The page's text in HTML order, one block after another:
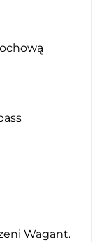
Wagant.